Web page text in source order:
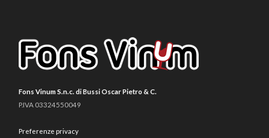
Fons Vinum S.n.c. di Bussi Oscar Pietro & C.
P.IVA 03324550049
Preferenze privacy